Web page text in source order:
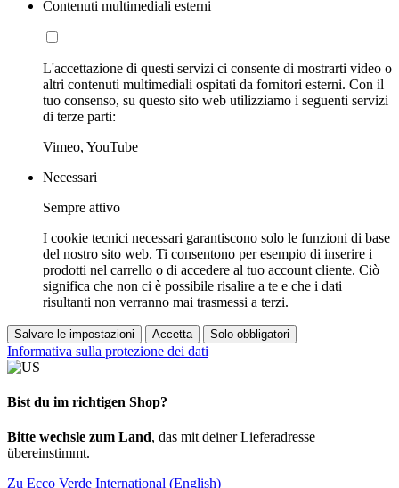
Contenuti multimediali esterni
L'accettazione di questi servizi ci consente di mostrarti video o
altri contenuti multimediali ospitati da fornitori esterni. Con il
tuo consenso, su questo sito web utilizziamo i seguenti servizi
di terze parti:
Vimeo, YouTube
Necessari
Sempre attivo
I cookie tecnici necessari garantiscono solo le funzioni di base
del nostro sito web. Ti consentono per esempio di inserire i
prodotti nel carrello o di accedere al tuo account cliente. Ciò
significa che non ci è possibile risalire a te e che i dati
risultanti non verranno mai trasmessi a terzi.
Salvare le impostazioni Accetta Solo obbligatori
Informativa sulla protezione dei dati
Bist du im richtigen Shop?
Bitte wechsle zum Land, das mit deiner Lieferadresse
übereinstimmt.
Zu Ecco Verde International (English)